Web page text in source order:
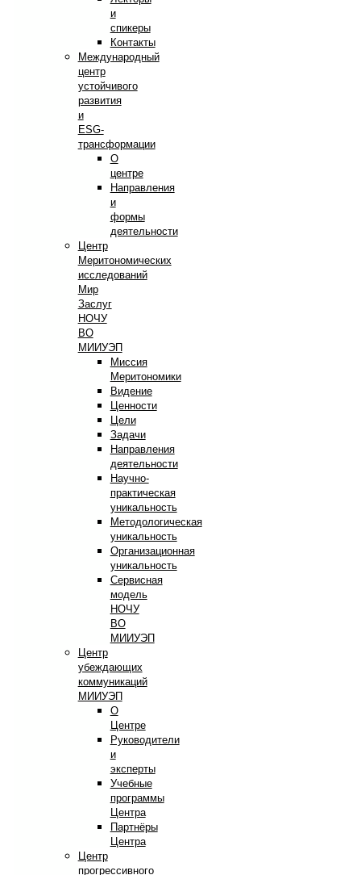
и
спикеры
Контакты
Международный
центр
устойчивого
развития
и
ESG-
трансформации
О
центре
Направления
и
формы
деятельности
Центр
Меритономических
исследований
Мир
Заслуг
НОЧУ
ВО
МИИУЭП
Миссия
Меритономики
Видение
Ценности
Цели
Задачи
Направления
деятельности
Научно-
практическая
уникальность
Методологическая
уникальность
Организационная
уникальность
Сервисная
модель
НОЧУ
ВО
МИИУЭП
Центр
убеждающих
коммуникаций
МИИУЭП
О
Центре
Руководители
и
эксперты
Учебные
программы
Центра
Партнёры
Центра
Центр
прогрессивного